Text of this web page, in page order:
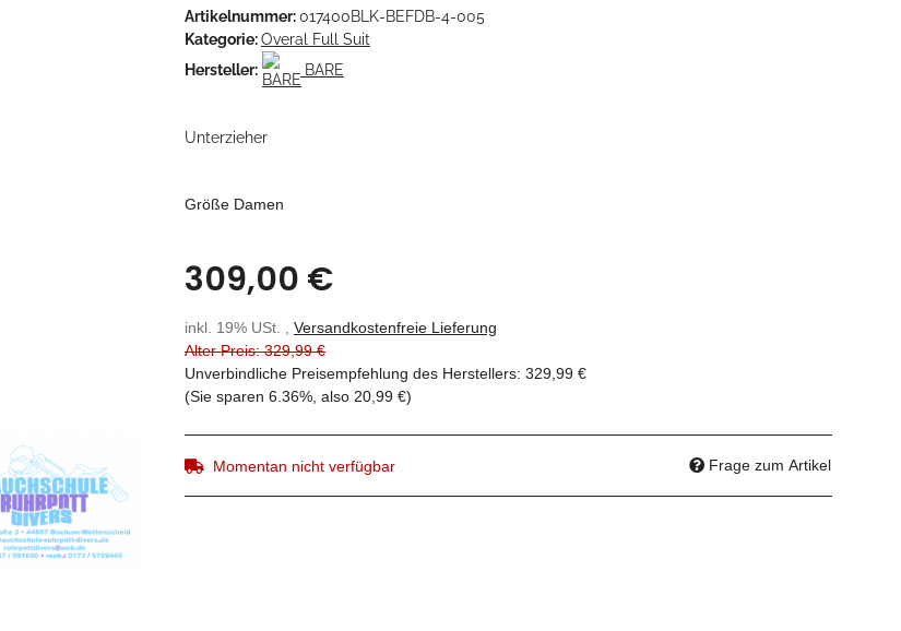
Artikelnummer:017400BLK-BEFDB-4-005
Kategorie:Overal Full Suit
Hersteller:
BARE
Unterzieher
Größe Damen
309,00 €
inkl. 19% USt. , Versandkostenfreie Lieferung
Alter Preis: 329,99 €
Unverbindliche Preisempfehlung des Herstellers: 329,99 €
(Sie sparen 6.36% , also 20,99 €)
Momentan nicht verfügbar Frage zum Artikel